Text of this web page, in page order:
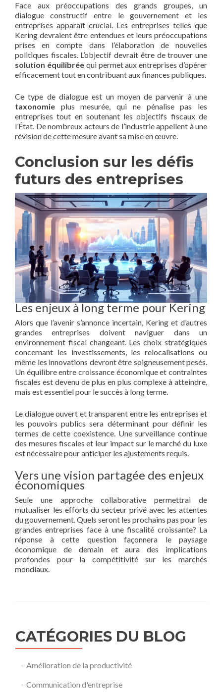
Face aux préoccupations des grands groupes, un
dialogue constructif entre le gouvernement et les
entreprises apparaît crucial. Les entreprises telles que
Kering devraient être entendues et leurs préoccupations
prises en compte dans l’élaboration de nouvelles
politiques fiscales. L’objectif devrait être de trouver une
solution équilibréequi permet aux entreprises d’opérer
efficacement tout en contribuant aux finances publiques.
Ce type de dialogue est un moyen de parvenir à une
taxonomie plus mesurée, qui ne pénalise pas les
entreprises tout en soutenant les objectifs fiscaux de
l’État. De nombreux acteurs de l’industrie appellent à une
révision de cette mesure avant sa mise en œuvre.
Conclusion sur les défis
futurs des entreprises
Les enjeux à long terme pour Kering
Alors que l’avenir s’annonce incertain, Kering et d’autres
grandes entreprises doivent naviguer dans un
environnement fiscal changeant. Les choix stratégiques
concernant les investissements, les relocalisations ou
même les innovations devront être soigneusement pesés.
Un équilibre entre croissance économique et contraintes
fiscales est devenu de plus en plus complexe à atteindre,
mais est essentiel pour le succès à long terme.
Le dialogue ouvert et transparent entre les entreprises et
les pouvoirs publics sera déterminant pour définir les
termes de cette coexistence. Une surveillance continue
des mesures fiscales et leur impact sur le marché du luxe
est nécessaire pour anticiper les ajustements requis.
Vers une vision partagée des enjeux
économiques
Seule une approche collaborative permettrai de
mutualiser les efforts du secteur privé avec les attentes
du gouvernement. Quels seront les prochains pas pour les
grandes entreprises face à une fiscalité croissante? La
réponse à cette question façonnera le paysage
économique de demain et aura des implications
profondes pour la compétitivité sur les marchés
mondiaux.
CATÉGORIES DU BLOG
Amélioration de la productivité
Communication d'entreprise